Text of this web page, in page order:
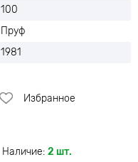
100
Пруф
1981
Избранное
Наличие: 2 шт.